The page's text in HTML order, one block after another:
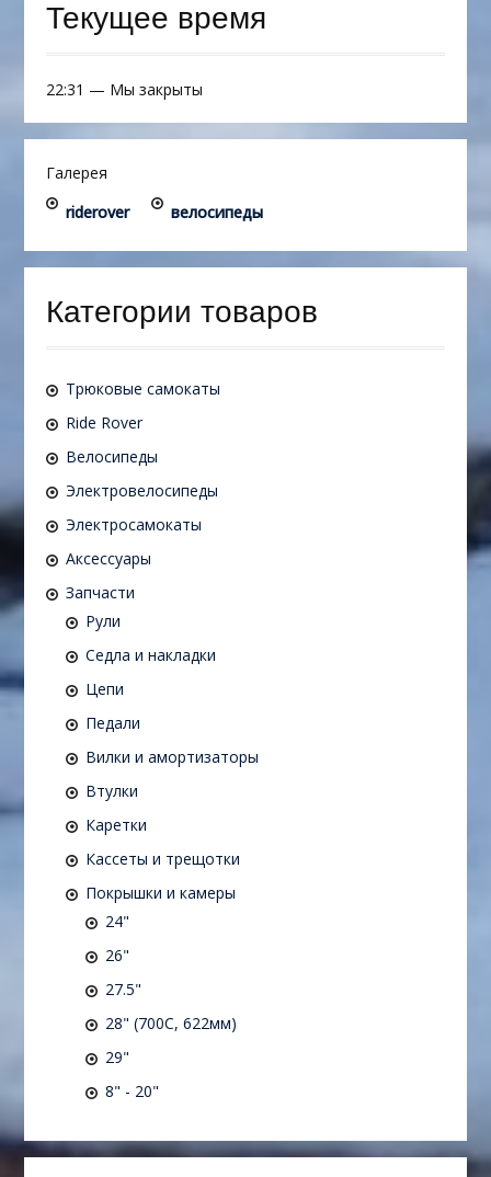
Текущее время
22:31 — Мы закрыты
Галерея
riderover
велосипеды
Категории товаров
Трюковые самокаты
Ride Rover
Велосипеды
Электровелосипеды
Электросамокаты
Аксессуары
Запчасти
Рули
Седла и накладки
Цепи
Педали
Вилки и амортизаторы
Втулки
Каретки
Кассеты и трещотки
Покрышки и камеры
24"
26"
27.5"
28" (700C, 622мм)
29"
8" - 20"